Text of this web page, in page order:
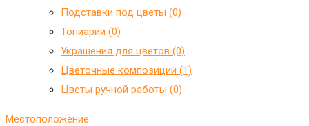
Подставки под цветы (0)
Топиарии (0)
Украшения для цветов (0)
Цветочные композиции (1)
Цветы ручной работы (0)
Местоположение